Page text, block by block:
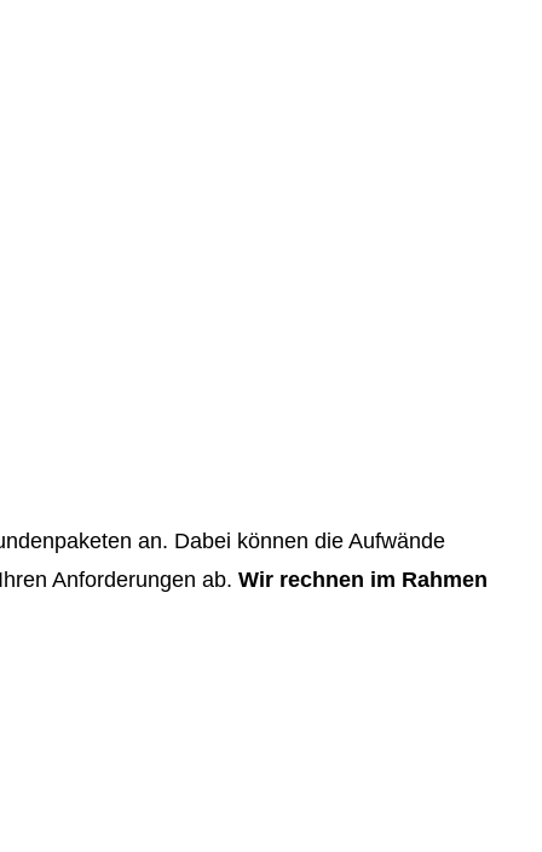
an. Dabei können die Aufwände
Anforderungen ab. Wir rechnen im Rahmen